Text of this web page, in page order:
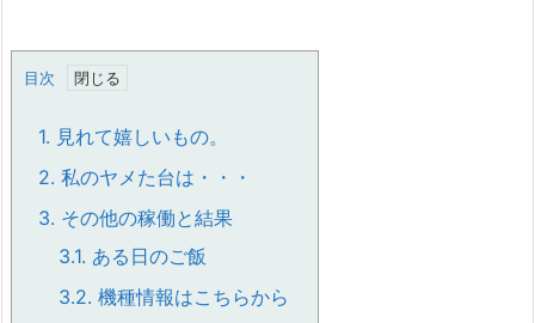
目次
1. 見れて嬉しいもの。
2. 私のヤメた台は・・・
3. その他の稼働と結果
3.1. ある日のご飯
3.2. 機種情報はこちらから